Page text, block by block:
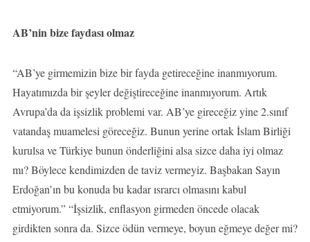
AB’nin bize faydası olmaz
“AB’ye girmemizin bize bir fayda getireceğine inanmıyorum.
Hayatımızda bir şeyler değiştireceğine inanmıyorum. Artık
Avrupa’da da işsizlik problemi var. AB’ye gireceğiz yine 2.sınıf
vatandaş muamelesi göreceğiz. Bunun yerine ortak İslam Birliği
kurulsa ve Türkiye bunun önderliğini alsa sizce daha iyi olmaz
mı? Böylece kendimizden de taviz vermeyiz. Başbakan Sayın
Erdoğan’ın bu konuda bu kadar ısrarcı olmasını kabul
etmiyorum.” “İşsizlik, enflasyon girmeden öncede olacak
girdikten sonra da. Sizce ödün vermeye, boyun eğmeye değer mi?